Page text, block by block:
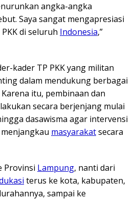
angka-angka
Saya sangat mengapresiasi
di seluruh Indonesia,”
kader TP PKK yang militan
dalam mendukung berbagai
itu, pembinaan dan
secara berjenjang mulai
dasawisma agar intervensi
masyarakatsecara
Provinsi Lampung, nanti dari
terus ke kota, kabupaten,
sampai ke